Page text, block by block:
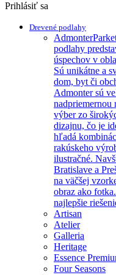
Prihlásiť sa
Drevené podlahy
Admonter
podlahy
úspechov v
Sú unikátne a
dom, byt či
Admonter sú
nadpriemernou
výber zo
dizajnu, čo je
hľadá
rakúskeho
ilustračné.
Bratislave a
na väčšej
obraz ako
najlepšie
Artisan
Atelier
Galleria
Heritage
Essence
Four Seasons